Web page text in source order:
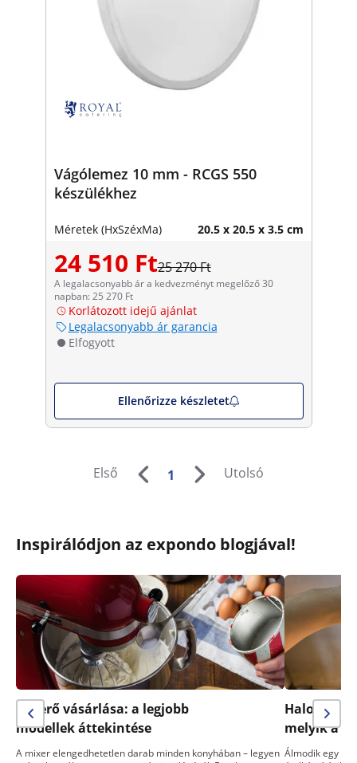
Vágólemez 10 mm - RCGS 550
készülékhez
Méretek (HxSzéxMa) 20.5 x 20.5 x 3.5 cm
24 510 Ft25 270 Ft
A legalacsonyabb ár a kedvezményt megelőző 30
napban: 25 270 Ft
Korlátozott idejű ajánlat
Legalacsonyabb ár garancia
Elfogyott
Ellenőrizze készletet
Első 1 Utolsó
Inspirálódjon az expondo blogjával!
Keverő vásárlása: a legjobb
modellek áttekintése
A mixer elengedhetetlen darab minden konyhában – legyen
Halogén
melyik a
Álmodik egy